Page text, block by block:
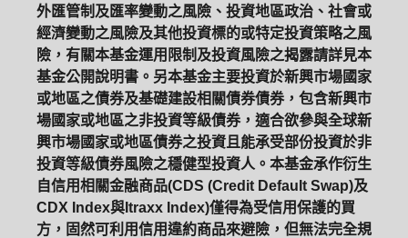
外匯管制及匯率變動之風險、投資地區政治、社會或
經濟變動之風險及其他投資標的或特定投資策略之風
險，有關本基金運用限制及投資風險之揭露請詳見本
基金公開說明書。另本基金主要投資於新興市場國家
或地區之債券及基礎建設相關債券債券，包含新興市
場國家或地區之非投資等級債券，適合欲參與全球新
興市場國家或地區債券之投資且能承受部份投資於非
投資等級債券風險之穩健型投資人。本基金承作衍生
自信用相關金融商品(CDS (Credit Default Swap)及
CDX Index與Itraxx Index)僅得為受信用保護的買
方，固然可利用信用違約商品來避險，但無法完全規